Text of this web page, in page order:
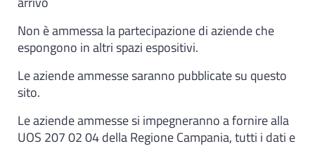
Non è ammessa la partecipazione di aziende che
espongono in altri spazi espositivi.
Le aziende ammesse saranno pubblicate su questo
sito.
Le aziende ammesse si impegneranno a fornire alla
UOS 207 02 04 della Regione Campania, tutti i dati e